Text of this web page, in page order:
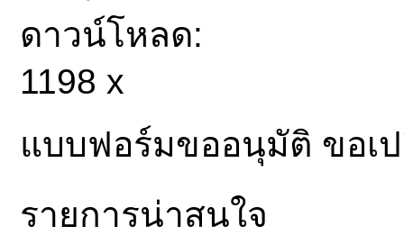
ดาวน์โหลด:
1198 x
แบบฟอร์มขออนุมัติ ขอเ
รายการน่าสนใจ